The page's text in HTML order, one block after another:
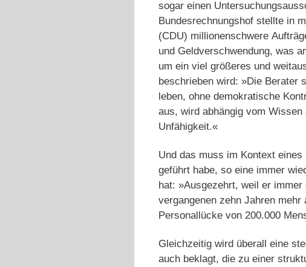
sogar einen
Bundesrechnungshof stellte in
(CDU) millionenschwere
und Geldverschwendung, was
um ein viel größeres und
beschrieben wird: »Die Berater
leben, ohne demokratische
aus, wird abhängig vom
Unfähigkeit.«
Und das muss im Kontext
geführt habe, so eine immer
hat: »Ausgezehrt, weil er
vergangenen zehn Jahren
Personallücke von 200.000
Gleichzeitig wird überall eine
auch beklagt, die zu einer